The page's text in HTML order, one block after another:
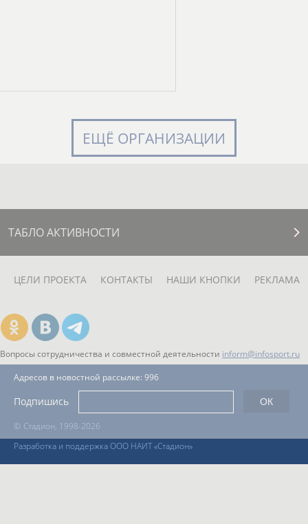
ЕЩЁ ОРГАНИЗАЦИИ
ТАБЛО АКТИВНОСТИ
ЦЕЛИ ПРОЕКТА КОНТАКТЫ НАШИ КНОПКИ РЕКЛАМА
Вопросы сотрудничества и совместной деятельности inform@infosport.ru
© Стадион, 1998-2026
Разработка и поддержка ООО НАИТ «Стадион»
Адресов в новостной рассылке: 996
Подпишись